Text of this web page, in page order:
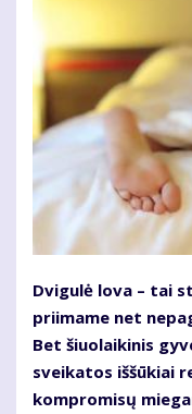
Dvigulė lova – tai
priimame net
Bet šiuolaikinis
sveikatos iššūkiai
kompromisų